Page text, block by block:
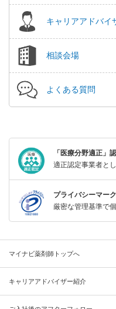
キャリアアドバイ
相談会場
よくある質問
「医療分野適正」
適正認定事業者と
プライバシーマー
厳密な管理基準で
マイナビ薬剤師トップへ
キャリアアドバイザー紹介